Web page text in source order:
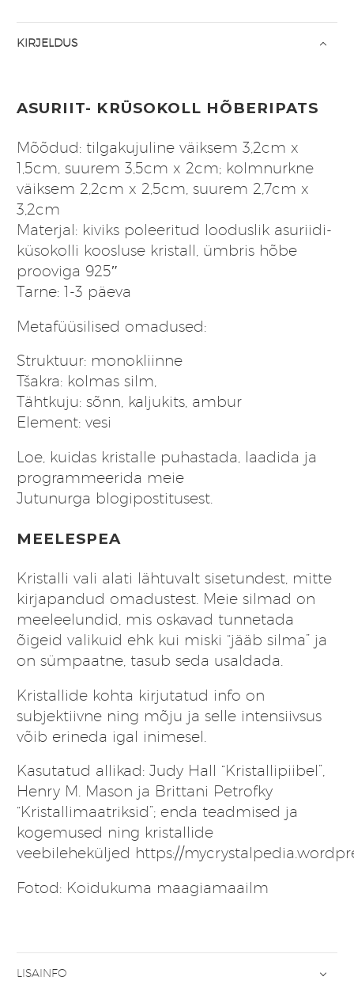
KIRJELDUS
ASURIIT- KRÜSOKOLL HÕBERIPATS
Mõõdud: tilgakujuline väiksem 3,2cm x
1,5cm, suurem 3,5cm x 2cm; kolmnurkne
väiksem 2,2cm x 2,5cm, suurem 2,7cm x
3,2cm
Materjal: kiviks poleeritud looduslik asuriidi-
küsokolli koosluse kristall, ümbris hõbe
prooviga 925″
Tarne: 1-3 päeva
Metafüüsilised omadused:
Struktuur: monokliinne
Tšakra: kolmas silm,
Tähtkuju: sõnn, kaljukits, ambur
Element: vesi
Loe, kuidas kristalle puhastada, laadida ja
programmeerida meie
Jutunurga blogipostitusest
MEELESPEA
Kristalli vali alati lähtuvalt sisetundest, mitte
kirjapandud omadustest. Meie silmad on
meeleelundid, mis oskavad tunnetada
õigeid valikuid ehk kui miski “jääb silma” ja
on sümpaatne, tasub seda usaldada.
Kristallide kohta kirjutatud info on
subjektiivne ning mõju ja selle intensiivsus
võib erineda igal inimesel.
Kasutatud allikad: Judy Hall “Kristallipiibel”,
Henry M. Mason ja Brittani Petrofky
“Kristallimaatriksid”; enda teadmised ja
kogemused ning kristallide
veebileheküljed https://
Fotod: Koidukuma maagiamaailm
LISAINFO